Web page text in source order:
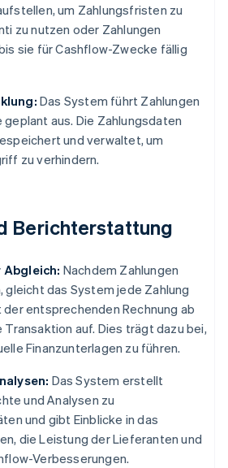
um Zahlungsfristen zu
zu nutzen oder Zahlungen
sie für Cashflow-Zwecke fällig
Das System führt Zahlungen
aus. Die Zahlungsdaten
und verwaltet, um
zu verhindern.
Berichterstattung
Nachdem Zahlungen
das System jede Zahlung
entsprechenden Rechnung ab
auf. Dies trägt dazu bei,
Finanzunterlagen zu führen.
Das System erstellt
und Analysen zu
und gibt Einblicke in das
die Leistung der Lieferanten und
Verbesserungen.